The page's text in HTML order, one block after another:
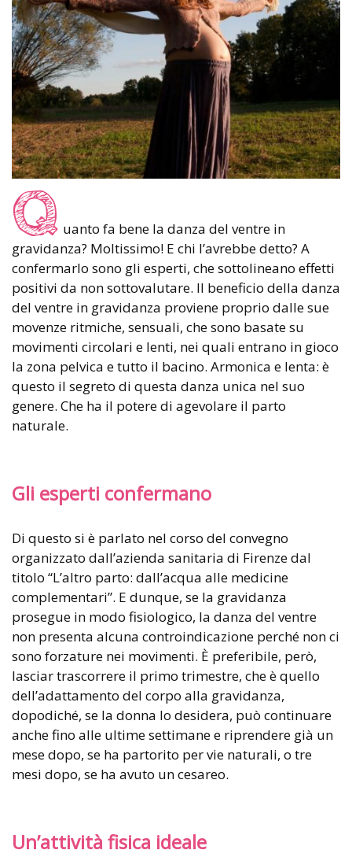
Q uanto fa bene la danza del ventre in
gravidanza? Moltissimo! E chi l’avrebbe detto? A
confermarlo sono gli esperti, che sottolineano effetti
positivi da non sottovalutare. Il beneficio della danza
del ventre in gravidanza proviene proprio dalle sue
movenze ritmiche, sensuali, che sono basate su
movimenti circolari e lenti, nei quali entrano in gioco
la zona pelvica e tutto il bacino. Armonica e lenta: è
questo il segreto di questa danza unica nel suo
genere. Che ha il potere di agevolare il parto
naturale.
Gli esperti confermano
Di questo si è parlato nel corso del convegno
organizzato dall’azienda sanitaria di Firenze dal
titolo “L’altro parto: dall’acqua alle medicine
complementari”. E dunque, se la gravidanza
prosegue in modo fisiologico, la danza del ventre
non presenta alcuna controindicazione perché non ci
sono forzature nei movimenti. È preferibile, però,
lasciar trascorrere il primo trimestre, che è quello
dell’adattamento del corpo alla gravidanza,
dopodiché, se la donna lo desidera, può continuare
anche fino alle ultime settimane e riprendere già un
mese dopo, se ha partorito per vie naturali, o tre
mesi dopo, se ha avuto un cesareo.
Un’attività fisica ideale